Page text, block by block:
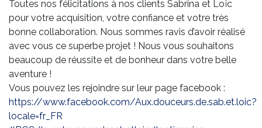
Toutes nos félicitations à nos clients Sabrina et Loïc
pour votre acquisition, votre confiance et votre très
bonne collaboration. Nous sommes ravis d’avoir réalisé
avec vous ce superbe projet ! Nous vous souhaitons
beaucoup de réussite et de bonheur dans votre belle
aventure !
Vous pouvez les rejoindre sur leur page facebook :
https://www.facebook.com/Aux.douceurs.de.sab.et.loic?
locale=fr_FR